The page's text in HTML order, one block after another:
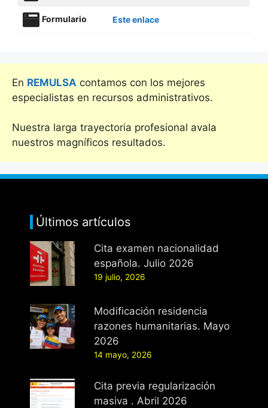
Formulario Este enlace
En REMULSA contamos con los mejores
especialistas en recursos administrativos.
Nuestra larga trayectoria profesional avala
nuestros magníficos resultados.
Últimos artículos
Cita examen nacionalidad
española. Julio 2026
19 julio, 2026
Modificación residencia
razones humanitarias. Mayo
2026
14 mayo, 2026
Cita previa regularización
masiva . Abril 2026